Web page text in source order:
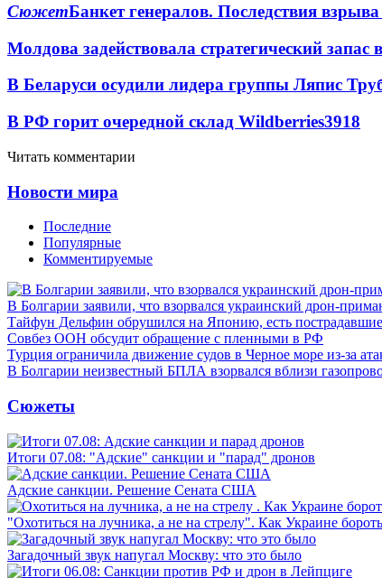
СюжетБанкет генералов. Последствия
Молдова задействовала стратегический запас
В Беларуси осудили лидера группы Ляпис
В РФ горит очередной склад Wildberries3918
Читать комментарии
Новости мира
Последние
Популярные
Комментируемые
В Болгарии заявили, что взорвался украинский дрон-
Тайфун Дельфин обрушился на Японию, есть пострадавшие
Совбез ООН обсудит обращение с пленными в РФ
Турция ограничила движение судов в Черное море из-за
В Болгарии неизвестный БПЛА взорвался вблизи
Сюжеты
Итоги 07.08: "Адские" санкции и "парад" дронов
Адские санкции. Решение Сената США
"Охотиться на лучника, а не на стрелу". Как Украине
Загадочный звук напугал Москву: что это было